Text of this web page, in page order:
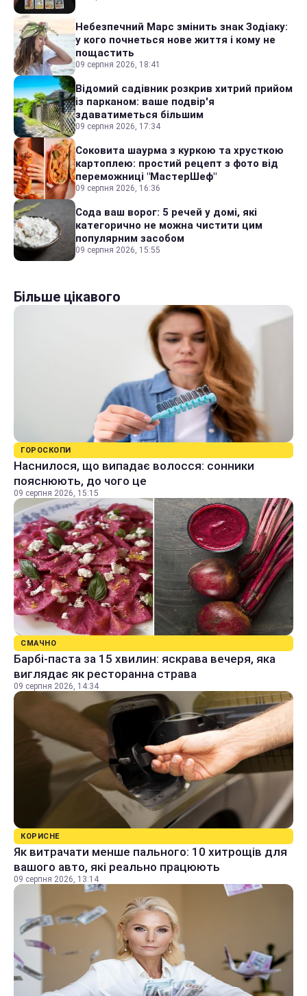
Небезпечний Марс змінить знак Зодіаку:
у кого почнеться нове життя і кому не
пощастить
09 серпня 2026, 18:41
Відомий садівник розкрив хитрий прийом
із парканом: ваше подвір'я
здаватиметься більшим
09 серпня 2026, 17:34
Соковита шаурма з куркою та хрусткою
картоплею: простий рецепт з фото від
переможниці "МастерШеф"
09 серпня 2026, 16:36
Сода ваш ворог: 5 речей у домі, які
категорично не можна чистити цим
популярним засобом
09 серпня 2026, 15:55
Більше цікавого
ГОРОСКОПИ
Наснилося, що випадає волосся: сонники
пояснюють, до чого це
09 серпня 2026, 15:15
СМАЧНО
Барбі-паста за 15 хвилин: яскрава вечеря, яка
виглядає як ресторанна страва
09 серпня 2026, 14:34
КОРИСНЕ
Як витрачати менше пального: 10 хитрощів для
вашого авто, які реально працюють
09 серпня 2026, 13:14